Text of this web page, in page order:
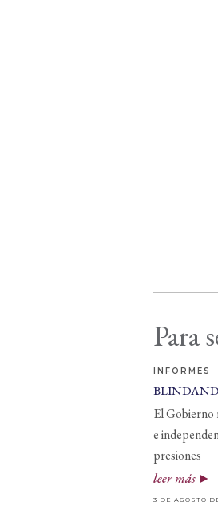
Para
INFORMES
El Gobierno
e
presiones
leer más
3 DE AGOSTO